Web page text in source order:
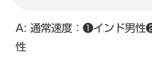
A: 通常速度：❶インド男性
性